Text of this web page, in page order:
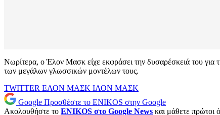
Νωρίτερα, ο Έλον Μασκ είχε εκφράσει την δυσαρέσκειά του για
των μεγάλων γλωσσικών μοντέλων τους.
TWITTER ΕΛΟΝ ΜΑΣΚ ΙΛΟΝ ΜΑΣΚ
Google Προσθέστε το ENIKOS στην Google
Ακολουθήστε το ENIKOS στο Google News και μάθετε πρώτοι